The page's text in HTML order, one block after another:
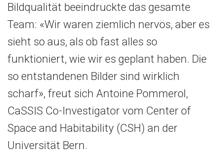
Bildqualität beeindruckte das gesamte
Team: «Wir waren ziemlich nervös, aber es
sieht so aus, als ob fast alles so
funktioniert, wie wir es geplant haben. Die
so entstandenen Bilder sind wirklich
scharf», freut sich Antoine Pommerol,
CaSSIS Co-Investigator vom Center of
Space and Habitability (CSH) an der
Universität Bern.